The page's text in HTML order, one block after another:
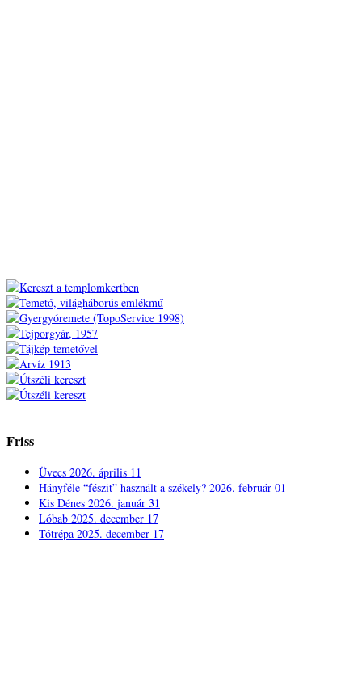
Friss
Üvecs 2026. április 11
Hányféle “fészit” használt a székely? 2026. február 01
Kis Dénes 2026. január 31
Lóbab 2025. december 17
Tótrépa 2025. december 17